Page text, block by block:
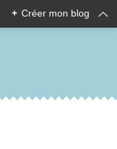
+ Créer mon blog